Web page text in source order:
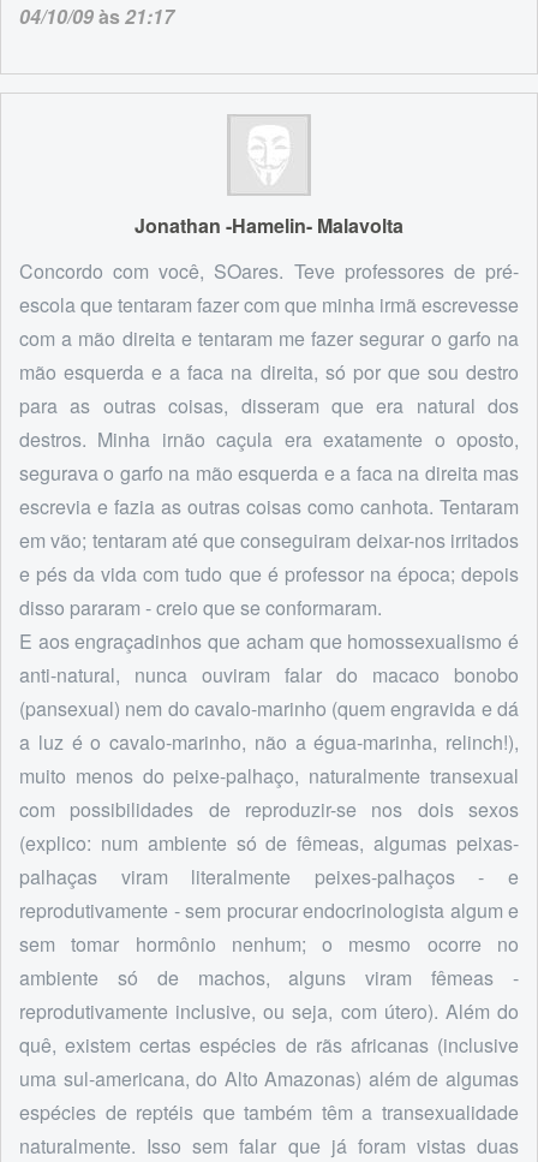
04/10/09às21:17
Jonathan -Hamelin- Malavolta
Concordo com você, SOares. Teve professores de pré-
escola que tentaram fazer com que minha irmã escrevesse
com a mão direita e tentaram me fazer segurar o garfo na
mão esquerda e a faca na direita, só por que sou destro
para as outras coisas, disseram que era natural dos
destros. Minha irnão caçula era exatamente o oposto,
segurava o garfo na mão esquerda e a faca na direita mas
escrevia e fazia as outras coisas como canhota. Tentaram
em vão; tentaram até que conseguiram deixar-nos irritados
e pés da vida com tudo que é professor na época; depois
disso pararam - creio que se conformaram.
E aos engraçadinhos que acham que homossexualismo é
anti-natural, nunca ouviram falar do macaco bonobo
(pansexual) nem do cavalo-marinho (quem engravida e dá
a luz é o cavalo-marinho, não a égua-marinha, relinch!),
muito menos do peixe-palhaço, naturalmente transexual
com possibilidades de reproduzir-se nos dois sexos
(explico: num ambiente só de fêmeas, algumas peixas-
palhaças viram literalmente peixes-palhaços - e
reprodutivamente - sem procurar endocrinologista algum e
sem tomar hormônio nenhum; o mesmo ocorre no
ambiente só de machos, alguns viram fêmeas -
reprodutivamente inclusive, ou seja, com útero). Além do
quê, existem certas espécies de rãs africanas (inclusive
uma sul-americana, do Alto Amazonas) além de algumas
espécies de reptéis que também têm a transexualidade
naturalmente. Isso sem falar que já foram vistas duas